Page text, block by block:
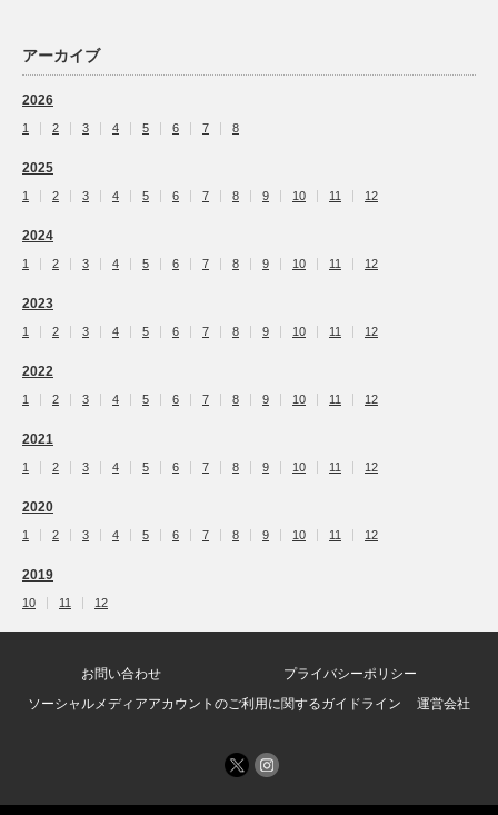
アーカイブ
2026
1 2 3 4 5 6 7 8
2025
1 2 3 4 5 6 7 8 9 10 11 12
2024
1 2 3 4 5 6 7 8 9 10 11 12
2023
1 2 3 4 5 6 7 8 9 10 11 12
2022
1 2 3 4 5 6 7 8 9 10 11 12
2021
1 2 3 4 5 6 7 8 9 10 11 12
2020
1 2 3 4 5 6 7 8 9 10 11 12
2019
10 11 12
お問い合わせ
プライバシーポリシー
ソーシャルメディアアカウントのご利用に関するガイドライン
運営会社